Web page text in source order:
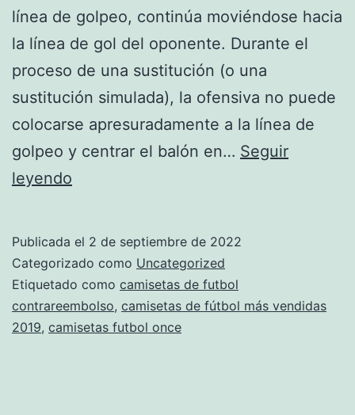
línea de golpeo, continúa moviéndose hacia
la línea de gol del oponente. Durante el
proceso de una sustitución (o una
sustitución simulada), la ofensiva no puede
colocarse apresuradamente a la línea de
golpeo y centrar el balón en… Seguir
leyendo
americano
mujer
Publicada el 2 de septiembre de 2022
Categorizado como Uncategorized
Etiquetado como camisetas de futbol
contrareembolso, camisetas de fútbol más vendidas
2019, camisetas futbol once